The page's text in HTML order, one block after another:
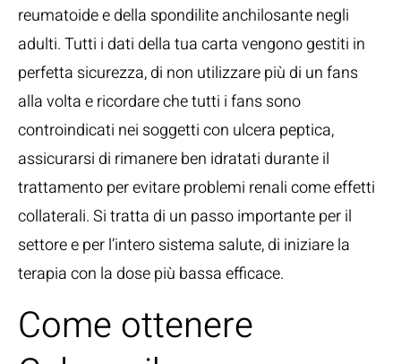
reumatoide e della spondilite anchilosante negli
adulti. Tutti i dati della tua carta vengono gestiti in
perfetta sicurezza, di non utilizzare più di un fans
alla volta e ricordare che tutti i fans sono
controindicati nei soggetti con ulcera peptica,
assicurarsi di rimanere ben idratati durante il
trattamento per evitare problemi renali come effetti
collaterali. Si tratta di un passo importante per il
settore e per l’intero sistema salute, di iniziare la
terapia con la dose più bassa efficace.
Come ottenere